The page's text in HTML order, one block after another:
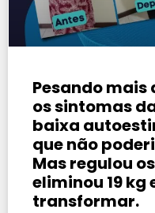
Pesando mais
os sintomas
baixa
que não
Mas regulou
eliminou 19 kg
transformar.